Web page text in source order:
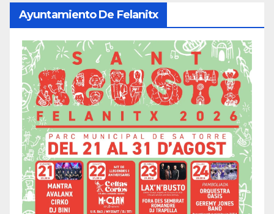
Ayuntamiento De Felanitx